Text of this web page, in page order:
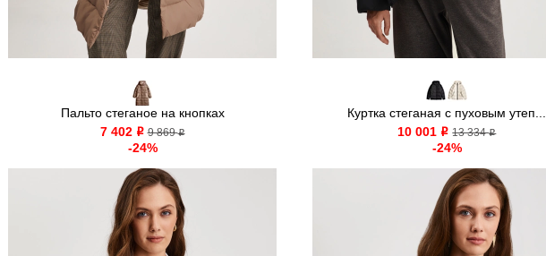
Пальто стеганое на кнопках
7 402 o 9 869o
-24%
Куртка стеганая с пуховым утеп...
10 001 o 13 334o
-24%